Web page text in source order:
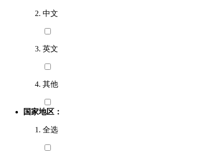
中文
英文
其他
国家地区：
全选